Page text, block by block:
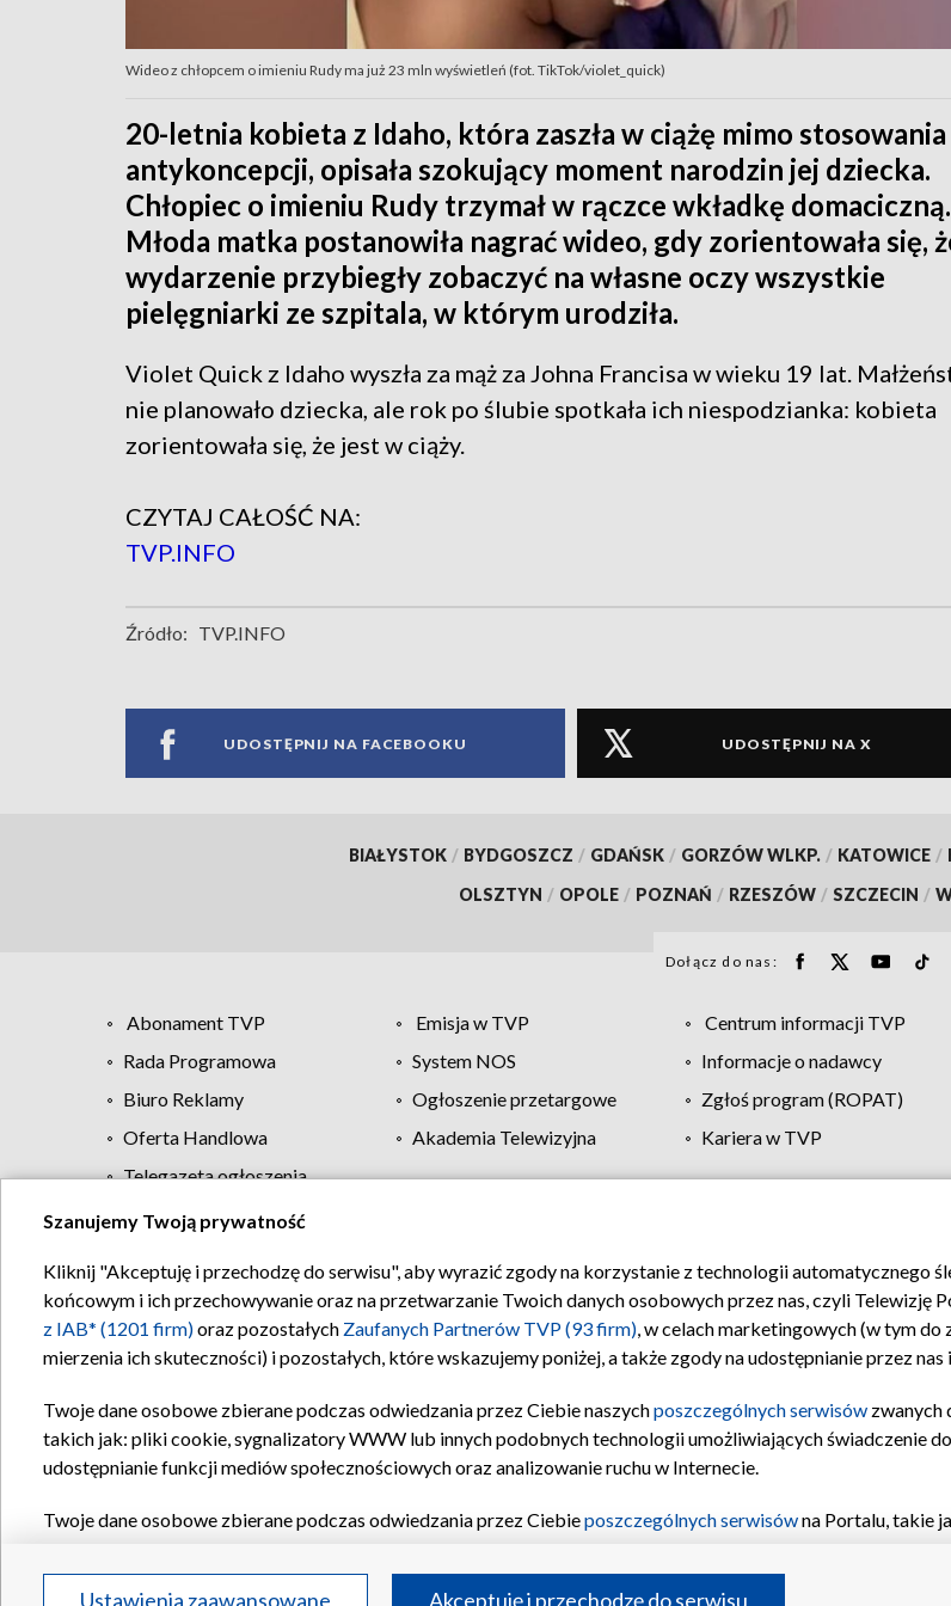
Wideo z chłopcem o imieniu Rudy ma już 23 mln wyświetleń (fot. TikTok/violet_quick)
20-letnia kobieta z Idaho, która zaszła w ciążę mimo stosowania
antykoncepcji, opisała szokujący moment narodzin jej dziecka.
Chłopiec o imieniu Rudy trzymał w rączce wkładkę domaciczną.
Młoda matka postanowiła nagrać wideo, gdy zorientowała się,
wydarzenie przybiegły zobaczyć na własne oczy wszystkie
pielęgniarki ze szpitala, w którym urodziła.
Violet Quick z Idaho wyszła za mąż za Johna Francisa w wieku 19 lat.
nie planowało dziecka, ale rok po ślubie spotkała ich niespodzianka: kobieta
zorientowała się, że jest w ciąży.
CZYTAJ CAŁOŚĆ NA:
TVP.INFO
Źródło: TVP.INFO
UDOSTĘPNIJ NA FACEBOOKU UDOSTĘPNIJ NA X
BIAŁYSTOK / BYDGOSZCZ / GDAŃSK / GORZÓW WLKP. / KATOWICE /
OLSZTYN / OPOLE / POZNAŃ / RZESZÓW / SZCZECIN /
Dołącz do nas:
Abonament TVP Emisja w TVP Centrum informacji TVP
Rada Programowa
System NOS Informacje o nadawcy
Biuro Reklamy
Ogłoszenie przetargowe Zgłoś program (ROPAT)
Oferta Handlowa
Akademia Telewizyjna Kariera w TVP
Telegazeta ogłoszenia
Regulamin TVP Polityka prywatności Moje zgody Pomoc
Szanujemy Twoją prywatność
Kliknij "Akceptuję i przechodzę do serwisu", aby wyrazić zgody na korzystanie z technologii automatycznego
końcowym i ich przechowywanie oraz na przetwarzanie Twoich danych osobowych przez nas, czyli Telewizję
z IAB* (1201 firm)oraz pozostałych Zaufanych Partnerów TVP (93 firm), w celach marketingowych (w tym
mierzenia ich skuteczności) i pozostałych, które wskazujemy poniżej, a także zgody na udostępnianie przez
Twoje dane osobowe zbierane podczas odwiedzania przez Ciebie naszychposzczególnych serwisów zwanych
takich jak: pliki cookie, sygnalizatory WWW lub innych podobnych technologii umożliwiających świadczenie
udostępnianie funkcji mediów społecznościowych oraz analizowanie ruchu w Internecie.
Twoje dane osobowe zbierane podczas odwiedzania przez Ciebieposzczególnych serwisówna Portalu, takie
Partnerów TVPdla realizacji następujących celów i funkcji: przechowywania informacji na urządzeniu lub
Ustawienia zaawansowane Akceptuję i przechodzę do serwisu